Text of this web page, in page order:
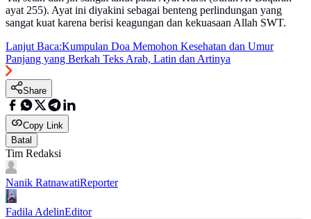
ayat 255). Ayat ini diyakini sebagai benteng perlindungan yang
sangat kuat karena berisi keagungan dan kekuasaan Allah SWT.
Lanjut Baca:Kumpulan Doa Memohon Kesehatan dan Umur
Panjang yang Berkah Teks Arab, Latin dan Artinya
Share
Copy Link
Batal
Tim Redaksi
Nanik RatnawatiReporter
Fadila AdelinEditor